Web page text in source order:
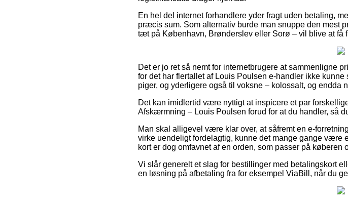
En hel del internet forhandlere yder fragt uden betaling,
præcis sum. Som alternativ burde man snuppe den mest
tæt på København, Brønderslev eller Sorø – vil blive at få
Det er jo ret så nemt for internetbrugere at sammenligne
for det har flertallet af Louis Poulsen e-handler ikke
piger, og yderligere også til voksne – kolossalt, og endda
Det kan imidlertid være nyttigt at inspicere et par
Afskærmning – Louis Poulsen forud for at du handler, så
Man skal alligevel være klar over, at såfremt en e-
virke uendeligt fordelagtig, kunne det mange gange være
kort er dog omfavnet af en orden, som passer på køberen
Vi slår generelt et slag for bestillinger med betalingskort
en løsning på afbetaling fra for eksempel ViaBill, når du